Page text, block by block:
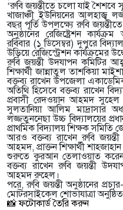
‘রুবি জয়ন্তীতে চলো যাই শৈশবে
খাজাঞ্চী ইউনিয়নের আলহাজ্ব
বছর পূর্তি উপলক্ষ্যে রুবি জয়ন্তীতে
অনুষ্ঠানের রেজিষ্ট্রেশন
রবিবার (১ ডিসেম্বর) দুপুরে
উড়িয়ে রেজিস্ট্রেশন কার্যক্রমের
রুবি জয়ন্তী উদযাপন কমিটির
শিক্ষার্থী জান্নাতুল তাশকিয়া
বক্তব্য রাখেন উপজেলা
অতিথি হিসেবে বক্তব্য রাখেন
প্রবাসী রেদওয়ান আহমদ সুহেল
সুলতানিয়া আলিম মাদ্রাসার
লজ্জতুননেছা উচ্চ বিদ্যালয়ের
প্রাথমিক বিদ্যালয় শিক্ষক
আরও বক্তব্য রাখেন রুবি
আহমদ, প্রাক্তন শিক্ষার্থী
শুরুতে কুরআন তেলাওয়াত করেন
বক্তব্য রাখেন রুবি জয়ন্তী
আহমদ রুহেল।
পরে, রুবি জয়ন্তী অনুষ্ঠানের
মোটরসাইকেল শোভাযাত্রা
📸 ফটোকার্ড তৈরি করুন